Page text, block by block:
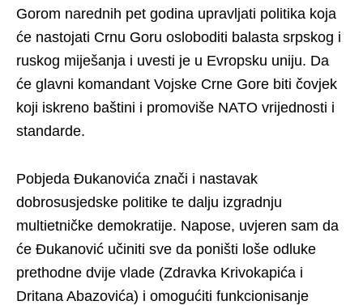
Gorom narednih pet godina upravljati politika koja
će nastojati Crnu Goru osloboditi balasta srpskog i
ruskog miješanja i uvesti je u Evropsku uniju. Da
će glavni komandant Vojske Crne Gore biti čovjek
koji iskreno baštini i promoviše NATO vrijednosti i
standarde.
Pobjeda Đukanovića znači i nastavak
dobrosusjedske politike te dalju izgradnju
multietničke demokratije. Napose, uvjeren sam da
će Đukanović učiniti sve da poništi loše odluke
prethodne dvije vlade (Zdravka Krivokapića i
Dritana Abazovića) i omogućiti funkcionisanje